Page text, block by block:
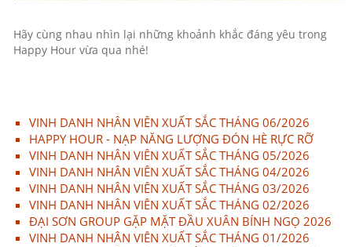
Hãy cùng nhau nhìn lại những khoảnh khắc đáng yêu trong
Happy Hour vừa qua nhé!
VINH DANH NHÂN VIÊN XUẤT SẮC THÁNG 06/2026
HAPPY HOUR - NẠP NĂNG LƯỢNG ĐÓN HÈ RỰC RỠ
VINH DANH NHÂN VIÊN XUẤT SẮC THÁNG 05/2026
VINH DANH NHÂN VIÊN XUẤT SẮC THÁNG 04/2026
VINH DANH NHÂN VIÊN XUẤT SẮC THÁNG 03/2026
VINH DANH NHÂN VIÊN XUẤT SẮC THÁNG 02/2026
ĐẠI SƠN GROUP GẶP MẶT ĐẦU XUÂN BÍNH NGỌ 2026
VINH DANH NHÂN VIÊN XUẤT SẮC THÁNG 01/2026